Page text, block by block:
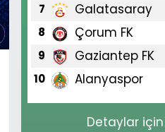
7 Galatasaray
8 Çorum FK
9 Gaziantep FK
10 Alanyaspor
Detaylar için